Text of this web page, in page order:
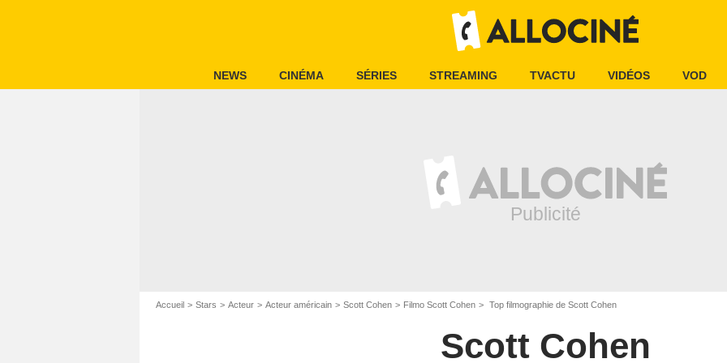
NEWS CINÉMA SÉRIES STREAMING TVACTU VIDÉOS VOD
Accueil Stars Acteur Acteur américain Scott Cohen Filmo Scott Cohen Top filmographie de Scott Cohen
Scott Cohen